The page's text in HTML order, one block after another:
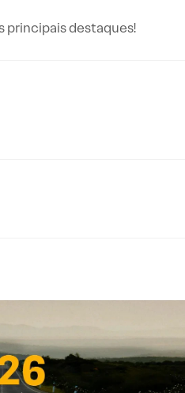
principais destaques!